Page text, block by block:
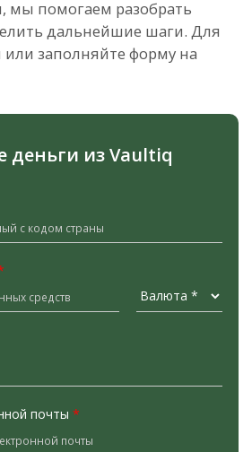
мы помогаем разобрать
дальнейшие шаги. Для
заполняйте форму на
деньги из Vaultiq
почты *